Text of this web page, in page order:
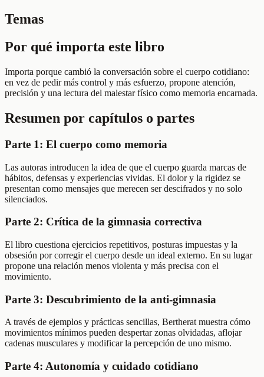
Temas
Por qué importa este libro
Importa porque cambió la conversación sobre el cuerpo cotidiano:
en vez de pedir más control y más esfuerzo, propone atención,
precisión y una lectura del malestar físico como memoria encarnada.
Resumen por capítulos o partes
Parte 1: El cuerpo como memoria
Las autoras introducen la idea de que el cuerpo guarda marcas de
hábitos, defensas y experiencias vividas. El dolor y la rigidez se
presentan como mensajes que merecen ser descifrados y no solo
silenciados.
Parte 2: Crítica de la gimnasia correctiva
El libro cuestiona ejercicios repetitivos, posturas impuestas y la
obsesión por corregir el cuerpo desde un ideal externo. En su lugar
propone una relación menos violenta y más precisa con el
movimiento.
Parte 3: Descubrimiento de la anti-gimnasia
A través de ejemplos y prácticas sencillas, Bertherat muestra cómo
movimientos mínimos pueden despertar zonas olvidadas, aflojar
cadenas musculares y modificar la percepción de uno mismo.
Parte 4: Autonomía y cuidado cotidiano